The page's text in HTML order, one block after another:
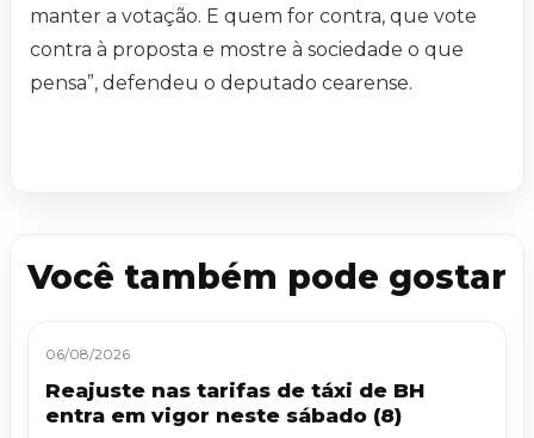
manter a votação. E quem for contra, que vote
contra à proposta e mostre à sociedade o que
pensa”, defendeu o deputado cearense.
Você também pode gostar
06/08/2026
Reajuste nas tarifas de táxi de BH
entra em vigor neste sábado (8)